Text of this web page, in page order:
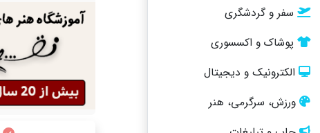
سفر و گردشگری
پوشاک و اکسسوری
الکترونیک و دیجیتال
ورزش، سرگرمی، هنر